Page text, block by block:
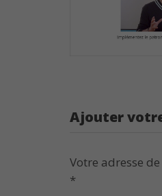
Ajouter
Votre adresse
*